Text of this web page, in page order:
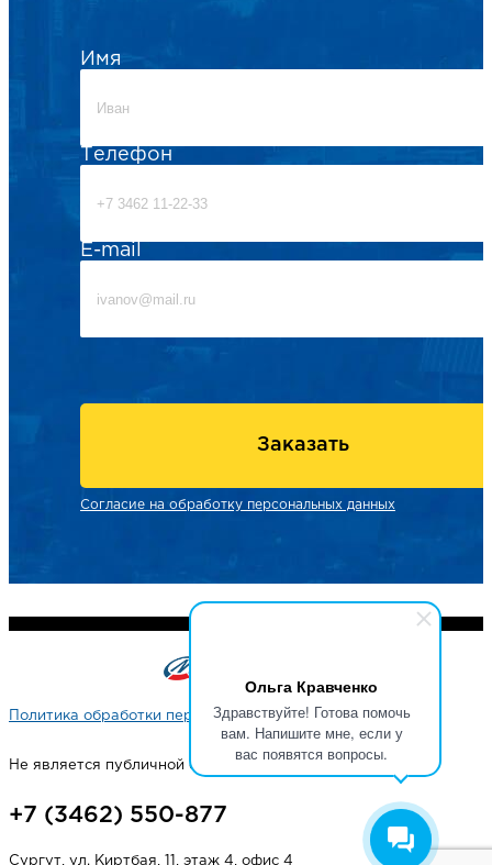
Ольга Кравченко
Здравствуйте! Готова помочь
вам. Напишите мне, если у
вас появятся вопросы.
Имя
Телефон
E-mail
Заказать
Согласие на обработку персональных данных
Политика обработки персональных данных
Не является публичной офертой
+7 (3462) 550-877
Сургут, ул. Киртбая, 11, этаж 4, офис 4